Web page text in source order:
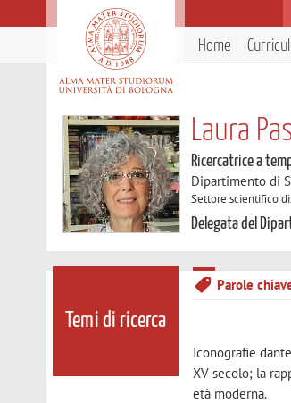
Home
Laura
Ricercatrice a
Dipartimento di
Settore scientifico
Delegata del
Temi di ricerca
Parole
Iconografie
XV secolo; la
età moderna.